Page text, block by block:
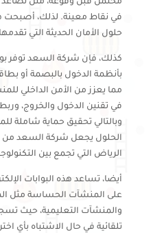
محتمل قبل وقوعه، مثل تصاعد
في نقاط معينة. لذلك، أصبحت
حلول الأمان الحديثة التي
كذلك، فإن شركة السعد توفر
بأنظمة الدخول بالبصمة أو
مما يعزز من الأمن الداخلي
في تقنين الدخول والخروج، وربط
وبالتالي تحقيق حماية شاملة
الحلول يجعل شركة السعد من
الرياض التي تجمع بين
أيضا، تساعد هذه البوابات
على المنشآت الحساسة مثل
والمنشآت التعليمية، حيث
تلقائية في حال الاشتباه بأي